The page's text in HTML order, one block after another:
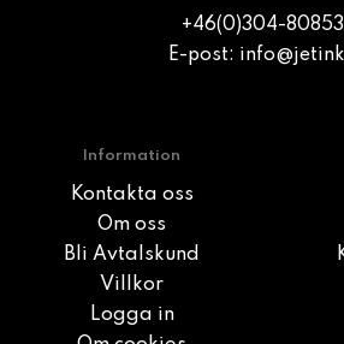
+46(0)304-
E-post:
Information
Kontakta oss
Om oss
Bli Avtalskund
Villkor
Logga in